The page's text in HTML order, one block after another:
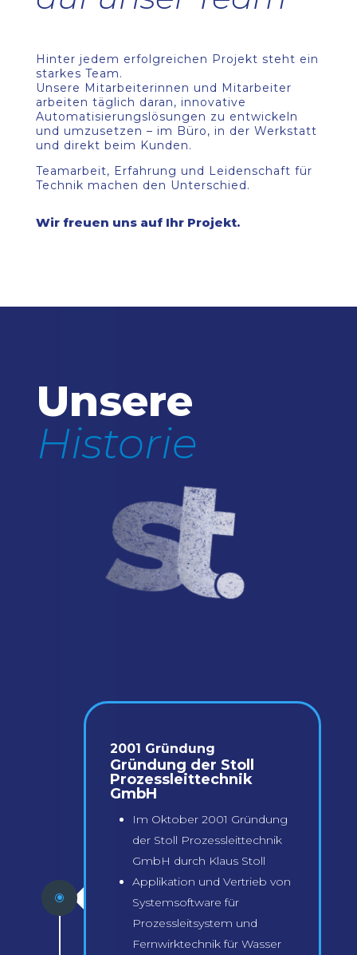
Hinter jedem erfolgreichen Projekt steht ein
starkes Team.
Unsere Mitarbeiterinnen und Mitarbeiter
arbeiten täglich daran, innovative
Automatisierungslösungen zu entwickeln
und umzusetzen – im Büro, in der Werkstatt
und direkt beim Kunden.
Teamarbeit, Erfahrung und Leidenschaft für
Technik machen den Unterschied.
Wir freuen uns auf Ihr Projekt.
Unsere
Historie
\
2001 Gründung
Gründung der Stoll
Prozessleittechnik
GmbH
Im Oktober 2001 Gründung
der Stoll Prozessleittechnik
GmbH durch Klaus Stoll
Applikation und Vertrieb von
Systemsoftware für
Prozessleitsystem und
Fernwirktechnik für Wasser